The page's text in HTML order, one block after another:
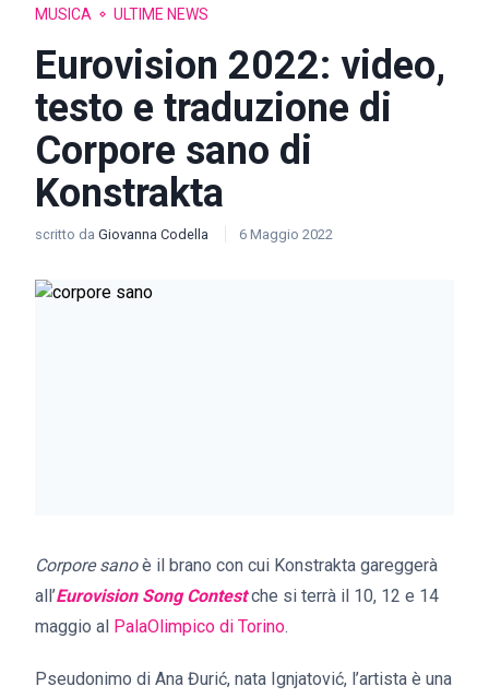
MUSICA ULTIME NEWS
Eurovision 2022: video,
testo e traduzione di
Corpore sano di
Konstrakta
scritto da Giovanna Codella 6 Maggio 2022
Corpore sanoè il brano con cui Konstrakta gareggerà
all’Eurovision Song Contestche si terrà il 10, 12 e 14
maggio al PalaOlimpico di Torino.
Pseudonimo di Ana Đurić, nata Ignjatović, l’artista è una